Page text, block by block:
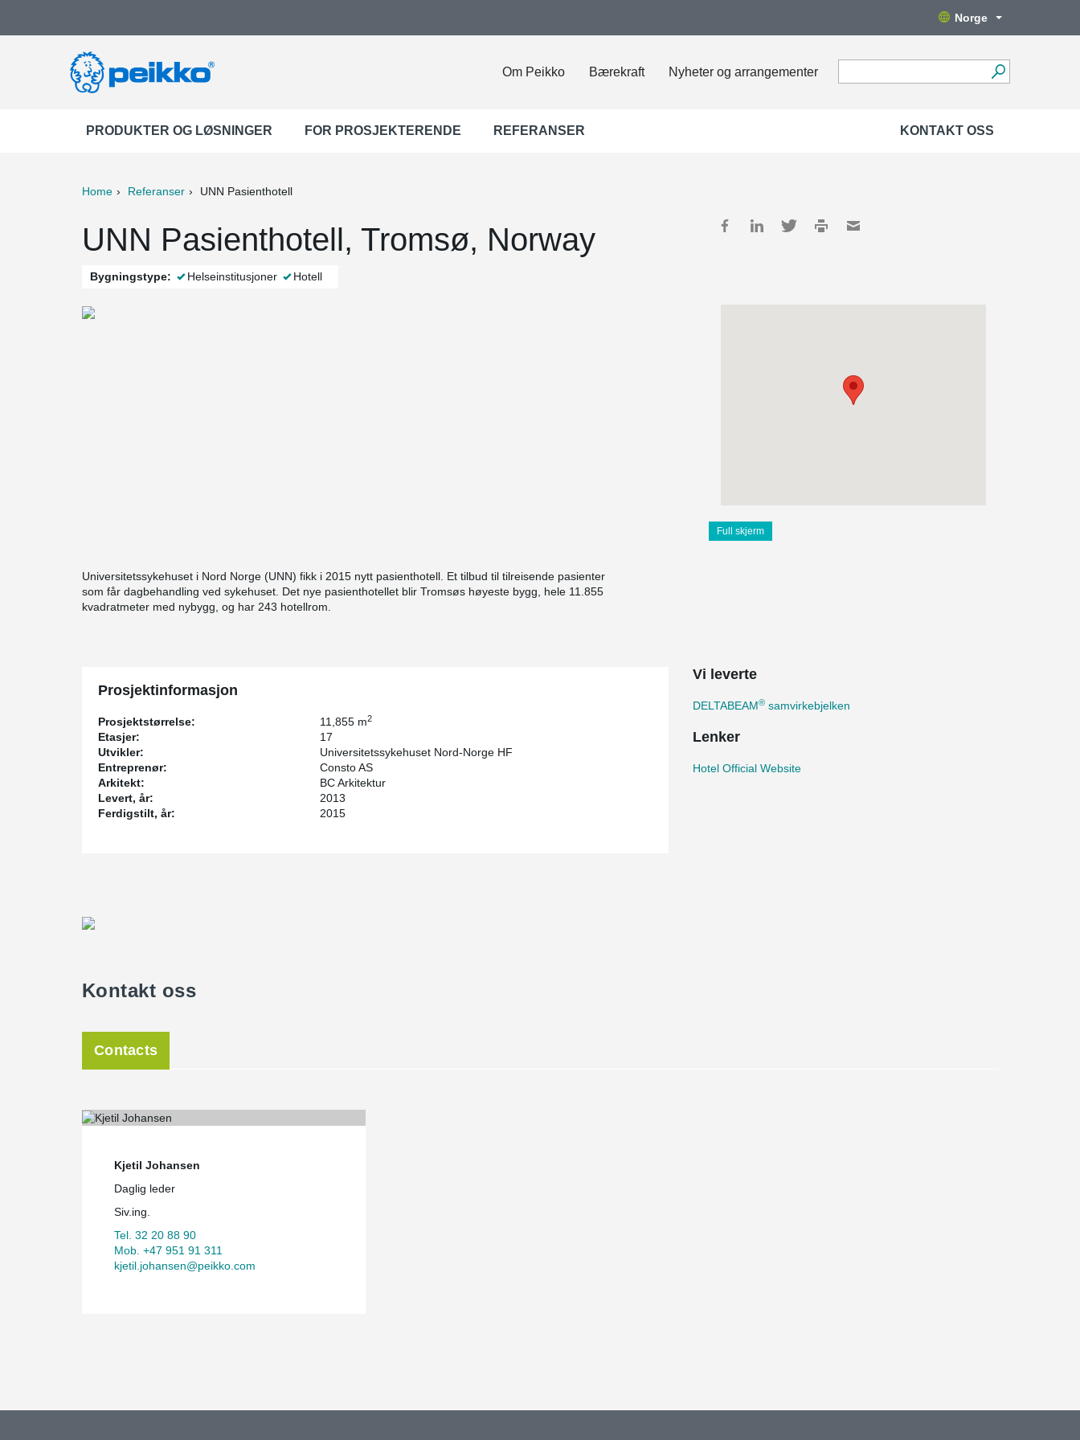
Norge
Om Peikko Bærekraft Nyheter og arrangementer
PRODUKTER OG LØSNINGER FOR PROSJEKTERENDE REFERANSER KONTAKT OSS
Home Referanser UNN Pasienthotell
UNN Pasienthotell, Tromsø, Norway
Bygningstype: Helseinstitusjoner Hotell
Full skjerm
Universitetssykehuset i Nord Norge (UNN) fikk i 2015 nytt pasienthotell. Et tilbud til tilreisende pasienter
som får dagbehandling ved sykehuset. Det nye pasienthotellet blir Tromsøs høyeste bygg, hele 11.855
kvadratmeter med nybygg, og har 243 hotellrom.
Prosjektinformasjon
Prosjektstørrelse: 11,855 m2
Etasjer:
17
Utvikler:
Universitetssykehuset Nord-Norge HF
Entreprenør:
Consto AS
Arkitekt:
BC Arkitektur
Levert, år:
2013
Ferdigstilt, år:
2015
Vi leverte
DELTABEAM® samvirkebjelken
Lenker
Hotel Official Website
Kontakt oss
Contacts
Kjetil Johansen
Daglig leder
Siv.ing.
Tel. 32 20 88 90
Mob. +47 951 91 311
kjetil.johansen@peikko.com